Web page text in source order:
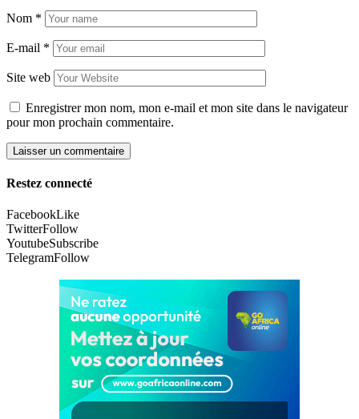
Nom *
E-mail *
Site web
Enregistrer mon nom, mon e-mail et mon site dans le navigateur
pour mon prochain commentaire.
Restez connecté
FacebookLike
TwitterFollow
YoutubeSubscribe
TelegramFollow